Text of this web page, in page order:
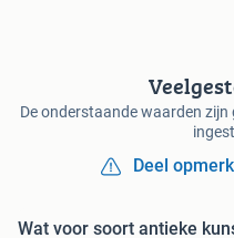
De onderstaande waarden
Deel
Wat voor soort antieke